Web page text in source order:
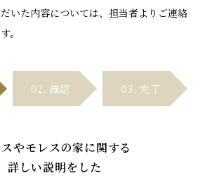
いた内容については、担当者よりご連絡
。
02. 確認 03. 完 了
やモレスの家に関する
詳しい説明をした